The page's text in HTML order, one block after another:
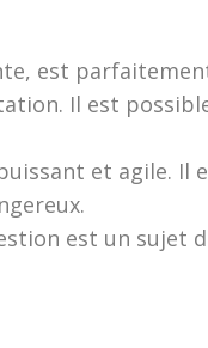
est
Il est
et agile. Il
est un sujet